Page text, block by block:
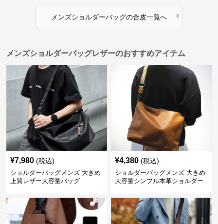
メンズショルダーバッグの合皮一覧へ ›
メンズショルダーバッグレザーのおすすめアイテム
¥7,980 (税込)
ショルダーバッグメンズ 大きめ
上質レザー大容量バッグ
¥4,380 (税込)
ショルダーバッグメンズ 大きめ
大容量シンプル本革ショルダー